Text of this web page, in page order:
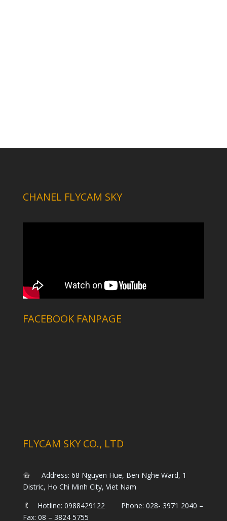
CHANEL FLYCAM SKY
FACEBOOK FANPAGE
FLYCAM SKY CO., LTD
Address: 68 Nguyen Hue, Ben Nghe Ward, 1
Distric, Ho Chi Minh City, Viet Nam
Hotline: 0988429122 Phone: 028- 3971 2040 –
Fax: 08 – 3824 5755